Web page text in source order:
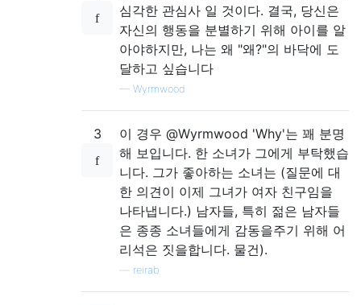
심각한 관심사 일 것이다. 결국, 당신은
자신의 행동을 분별하기 위해 아이를 알
아야하지만, 나는 왜 "왜?"의 바닥에 도
달하고 싶습니다
— Wyrmwood
3
이 경우 @Wyrmwood 'Why'는 꽤 분명
해 보입니다. 한 소녀가 그에게 부탁했습
니다. 그가 좋아하는 소녀는 (질문에 대
한 의견이 이제 그녀가 여자 친구임을
나타냅니다.) 남자들, 특히 젊은 남자들
은 종종 소녀들에게 감동을주기 위해 어
리석은 짓을합니다. 물건).
reirab